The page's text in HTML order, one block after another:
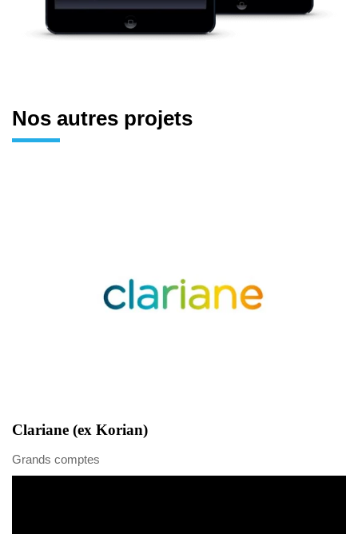
Nos autres projets
Clariane (ex Korian)
Grands comptes